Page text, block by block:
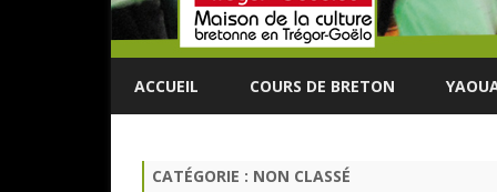
ACCUEIL COURS DE BRETON
CATÉGORIE : NON CLASSÉ